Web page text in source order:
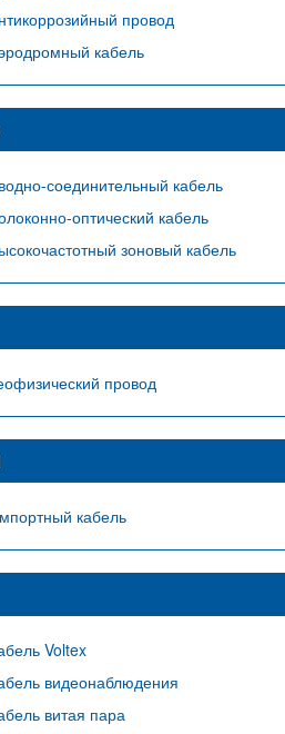
провод
кабель
соединительный кабель
оптический кабель
зоновый кабель
провод
кабель
Voltex
видеонаблюдения
витая пара